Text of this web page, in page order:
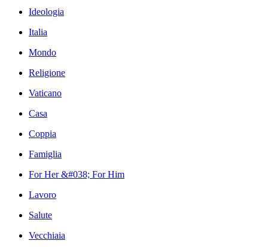
Ideologia
Italia
Mondo
Religione
Vaticano
Casa
Coppia
Famiglia
For Her &#038; For Him
Lavoro
Salute
Vecchiaia